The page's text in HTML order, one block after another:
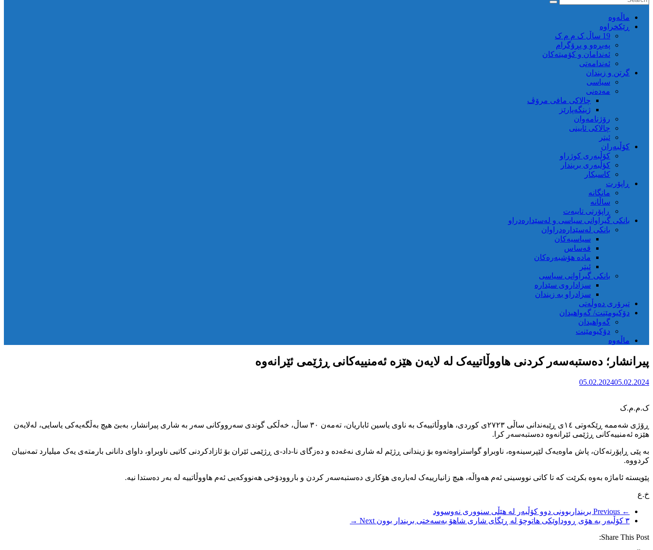
ماڵه‌وه‌
ڕێکخراوە
19 ساڵ ک م م ک
پەیڕەو و پڕۆگرام
ئەندامان و کۆمیتەکان
ئەندامەتی
گرتن و زیندان
سیاسی
مەدەنی
چالاکی مافی مرۆڤ
ژینگەپارێز
رۆژنامەوان
چالاکی ئایینی
ئیتر
کۆڵبەران
کۆڵبەری کوژراو
کؤڵبەری بریندار
کاسبکار
ڕاپۆرت
مانگانە
ساڵانە
ڕاپۆرتی تایبەت
بانکی گیراوانی سیاسی و لەسێدارەدراو
بانکی لەسێدارەدراوان
سیاسیەکان
قەساس
مادە هۆشبەرەکان
ئیتر
بانکی گیراوانی سیاسی
سزاداروی سێدارە
سزادراو بە زیندان
تیرۆری دەوڵەتی
دۆکیومێنت/ گەواهیدان
گەواهیدان
دۆکیومێنت
ماڵەوە
پیرانشار؛ دەستبەسەر کردنی هاووڵاتییەک لە لایەن هێزە ئەمنییەکانی ڕژێمی ئێرانەوە
05.02.202405.02.2024
‏ک.م.م.ک
ڕۆژی شەممە ڕێکەوتی ١٤ی ڕێبەندانی ساڵی ٢٧٢٣ی کوردی، هاووڵاتییەک بە ناوی یاسین ئاباریان، تەمەن ٣٠ ساڵ، خەڵکی گوندی سەرووکانی سەر بە شاری پیرانشار، بەبێ هیچ بەڵگەیەکی یاسایی، لەلایەن
هێزە ئەمنییەکانی ڕژێمی ئێرانەوە دەستبەسەر کرا.
بە پێی ڕاپۆرتەکان، پاش ماوەیەک لێپرسینەوە، ناوبراو گواستراوەتەوە بۆ زیندانی ڕژێم لە شاری نەغەدە و دەزگای نا-داد-ی ڕژێمی ئێران بۆ ئازادکردنی کاتیی ناوبراو، داوای دانانی بارمتەی یەک میلیارد تمەنییان
کردووه.
پێویستە ئاماژە بەوە بکرێت کە تا کاتی نووسینی ئەم هەواڵە، هیچ زانیارییەک لەبارەی هۆکاری دەستبەسەر کردن و باروودۆخی هەنووکەیی ئەم هاووڵاتییه لە بەر دەستدا نیه.
خ.ع
← Previous
برینداربوونی دوو کۆڵبەر لە هێڵی سنووری نەوسوود
۳ کۆڵبەر بە هۆی ڕووداوێکی هاتوچۆ لە ڕێگای شاری شاهۆ بەسەختی بریندار بوون
Next →
Share This Post: